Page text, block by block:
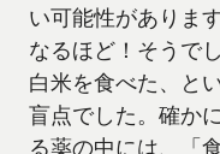
い可能性があります
なるほど！そうで
白米を食べた、と
盲点でした。確か
る薬の中には、「